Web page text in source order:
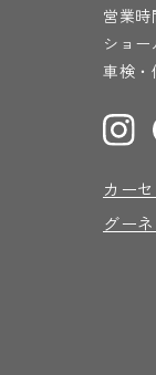
営業
ショー
車検・
カー
グー